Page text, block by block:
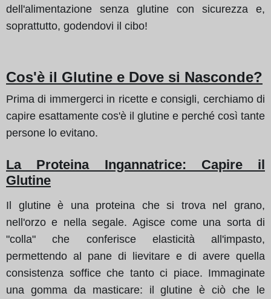
dell'alimentazione senza glutine con sicurezza e,
soprattutto, godendovi il cibo!
Cos'è il Glutine e Dove si Nasconde?
Prima di immergerci in ricette e consigli, cerchiamo di
capire esattamente cos'è il glutine e perché così tante
persone lo evitano.
La Proteina Ingannatrice: Capire il
Glutine
Il glutine è una proteina che si trova nel grano,
nell'orzo e nella segale. Agisce come una sorta di
"colla" che conferisce elasticità all'impasto,
permettendo al pane di lievitare e di avere quella
consistenza soffice che tanto ci piace. Immaginate
una gomma da masticare: il glutine è ciò che le